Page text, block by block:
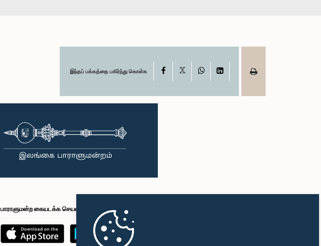
இந்தப் பக்கத்தை பகிர்ந்து கொள்க Facebook WhatsAppLinkedIn
பாராளுமன்ற கையடக்க செயலி